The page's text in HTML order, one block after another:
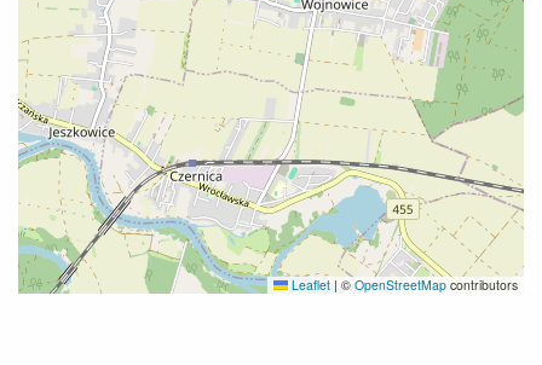
Leaflet | ©OpenStreetMapcontributors